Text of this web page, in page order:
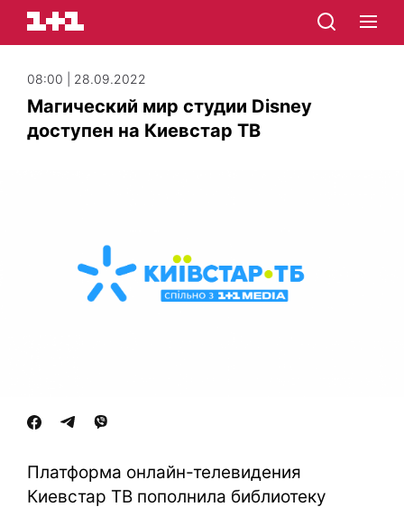
08:00 | 28.09.2022
Магический мир студии Disney
доступен на Киевстар ТВ
Платформа онлайн-телевидения
Киевстар ТВ пополнила библиотеку